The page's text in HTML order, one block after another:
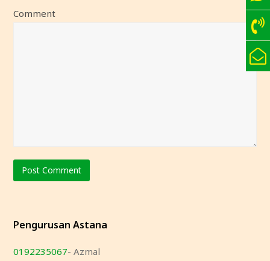
Comment
Pengurusan Astana
0192235067- Azmal